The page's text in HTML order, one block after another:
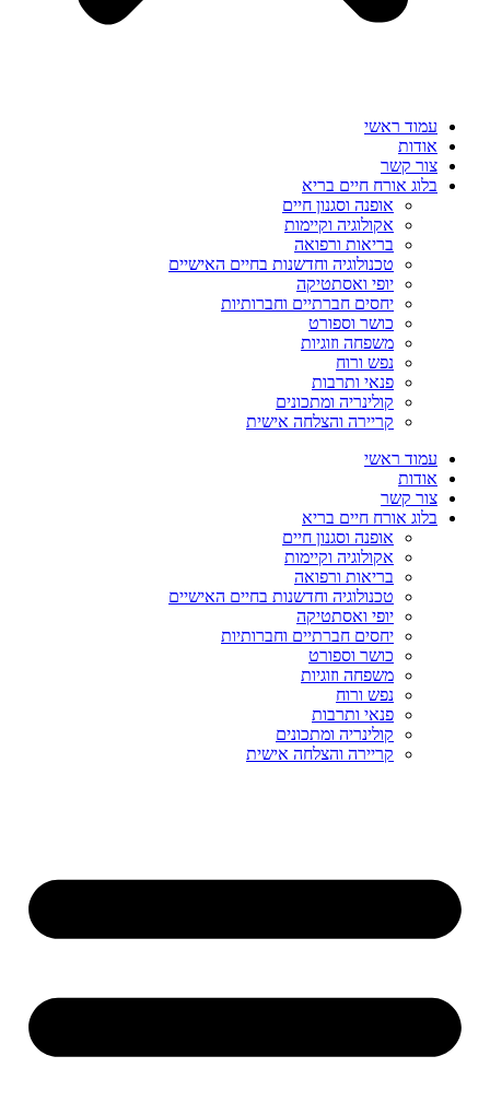
עמוד ראשי
אודות
צור קשר
בלוג אורח חיים בריא
אופנה וסגנון חיים
אקולוגיה וקיימות
בריאות ורפואה
טכנולוגיה וחדשנות בחיים האישיים
יופי ואסתטיקה
יחסים חברתיים וחברותיות
כושר וספורט
משפחה וזוגיות
נפש ורוח
פנאי ותרבות
קולינריה ומתכונים
קריירה והצלחה אישית
עמוד ראשי
אודות
צור קשר
בלוג אורח חיים בריא
אופנה וסגנון חיים
אקולוגיה וקיימות
בריאות ורפואה
טכנולוגיה וחדשנות בחיים האישיים
יופי ואסתטיקה
יחסים חברתיים וחברותיות
כושר וספורט
משפחה וזוגיות
נפש ורוח
פנאי ותרבות
קולינריה ומתכונים
קריירה והצלחה אישית